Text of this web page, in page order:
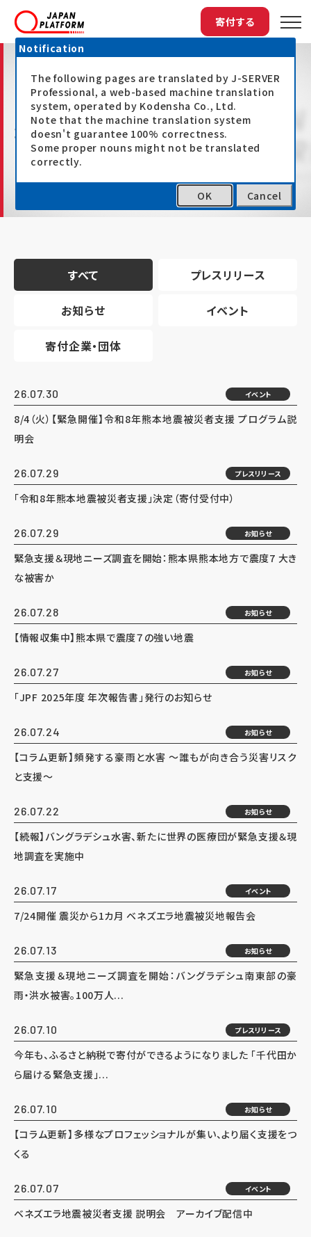
寄付する
最新情報
すべて プレスリリース
お知らせ イベント
寄付企業・団体
26.07.30 イベント
8/4（火）【緊急開催】令和8年熊本地震被災者支援 プログラム説
明会
26.07.29 プレスリリース
「令和8年熊本地震被災者支援」決定（寄付受付中）
26.07.29 お知らせ
緊急支援＆現地ニーズ調査を開始：熊本県熊本地方で震度7 大き
な被害か
26.07.28 お知らせ
【情報収集中】熊本県で震度７の強い地震
26.07.27 お知らせ
「JPF 2025年度 年次報告書」発行のお知らせ
26.07.24 お知らせ
【コラム更新】頻発する豪雨と水害 ～誰もが向き合う災害リスク
と支援～
26.07.22 お知らせ
【続報】バングラデシュ水害、新たに世界の医療団が緊急支援＆現
地調査を実施中
26.07.17 イベント
7/24開催 震災から1カ月 ベネズエラ地震被災地報告会
26.07.13 お知らせ
緊急支援＆現地ニーズ調査を開始：バングラデシュ南東部の豪
雨・洪水被害。100万人...
26.07.10 プレスリリース
今年も、ふるさと納税で寄付ができるようになりました 「千代田か
ら届ける緊急支援」...
26.07.10 お知らせ
【コラム更新】多様なプロフェッショナルが集い、より届く支援をつ
くる
26.07.07 イベント
ベネズエラ地震被災者支援 説明会 アーカイブ配信中
Notification
The following pages are translated by J-SERVER
Professional, a web-based machine translation
system, operated by Kodensha Co., Ltd.
Note that the machine translation system
doesn't guarantee 100% correctness.
Some proper nouns might not be translated
correctly.
OK Cancel